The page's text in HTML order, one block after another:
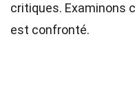
critiques. Examinons
est confronté.